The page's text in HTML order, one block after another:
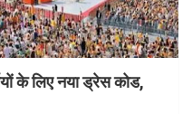
के लिए नया ड्रेस कोड,